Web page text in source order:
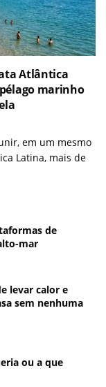
Atlântica
marinho
em um mesmo
Latina, mais de
de
mar
levar calor e
sem nenhuma
ou a que